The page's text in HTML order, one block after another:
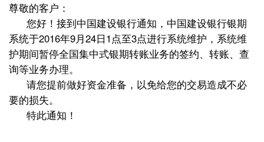
尊敬的客户：
您好！接到中国建设银行通知，中国建设银行银期
系统于2016年9月24日1点至3点进行系统维护，系统维
护期间暂停全国集中式银期转账业务的签约、转账、查
询等业务办理。
请您提前做好资金准备，以免给您的交易造成不必
要的损失。
特此通知！